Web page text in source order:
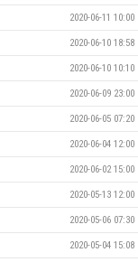
2020-06-11 10:00
2020-06-10 18:58
2020-06-10 10:10
2020-06-09 23:00
2020-06-05 07:20
2020-06-04 12:00
2020-06-02 15:00
2020-05-13 12:00
2020-05-06 07:30
2020-05-04 15:08